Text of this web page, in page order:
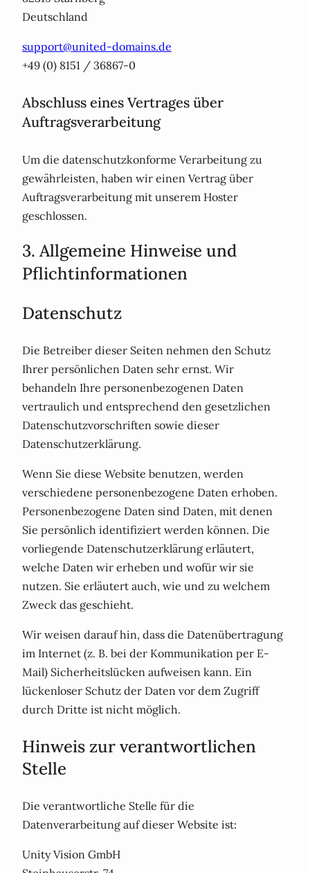
Deutschland
support@united-domains.de
+49 (0) 8151 / 36867-0
Abschluss eines Vertrages über
Auftragsverarbeitung
Um die datenschutzkonforme Verarbeitung zu
gewährleisten, haben wir einen Vertrag über
Auftragsverarbeitung mit unserem Hoster
geschlossen.
3. Allgemeine Hinweise und
Pflicht­informationen
Datenschutz
Die Betreiber dieser Seiten nehmen den Schutz
Ihrer persönlichen Daten sehr ernst. Wir
behandeln Ihre personenbezogenen Daten
vertraulich und entsprechend den gesetzlichen
Datenschutzvorschriften sowie dieser
Datenschutzerklärung.
Wenn Sie diese Website benutzen, werden
verschiedene personenbezogene Daten erhoben.
Personenbezogene Daten sind Daten, mit denen
Sie persönlich identifiziert werden können. Die
vorliegende Datenschutzerklärung erläutert,
welche Daten wir erheben und wofür wir sie
nutzen. Sie erläutert auch, wie und zu welchem
Zweck das geschieht.
Wir weisen darauf hin, dass die Datenübertragung
im Internet (z. B. bei der Kommunikation per E-
Mail) Sicherheitslücken aufweisen kann. Ein
lückenloser Schutz der Daten vor dem Zugriff
durch Dritte ist nicht möglich.
Hinweis zur verantwortlichen
Stelle
Die verantwortliche Stelle für die
Datenverarbeitung auf dieser Website ist:
Unity Vision GmbH